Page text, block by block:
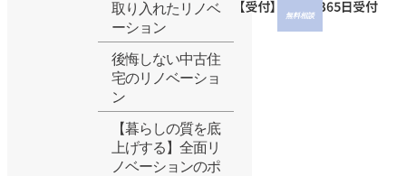
取り入れたリノベ
ーション
後悔しない中古住
宅のリノベーショ
ン
【暮らしの質を底
上げする】全面リ
ノベーションのポ